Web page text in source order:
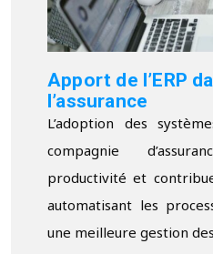
Apport de l’ERP
l’assurance
L’adoption des
compagnie
productivité et
automatisant les
une meilleure gestion